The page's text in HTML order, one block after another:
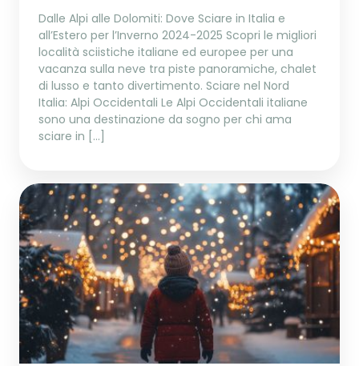
Dalle Alpi alle Dolomiti: Dove Sciare in Italia e
all’Estero per l’Inverno 2024-2025 Scopri le migliori
località sciistiche italiane ed europee per una
vacanza sulla neve tra piste panoramiche, chalet
di lusso e tanto divertimento. Sciare nel Nord
Italia: Alpi Occidentali Le Alpi Occidentali italiane
sono una destinazione da sogno per chi ama
sciare in […]